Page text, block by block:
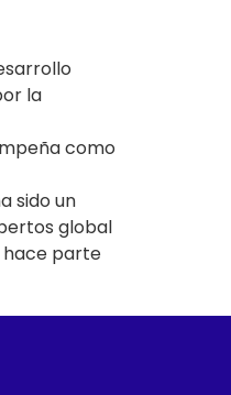
la
como
sido un
global
hace parte